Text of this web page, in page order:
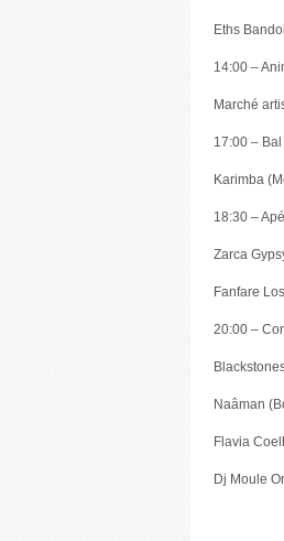
Eths
14:00 –
Marché
17:00 –
Karimba
18:30 –
Zarca
Fanfare
20:00 –
Naâman
Flavia
Dj Moule